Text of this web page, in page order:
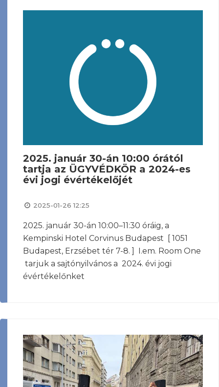
2025. január 30-án 10:00 órától
tartja az ÜGYVÉDKÖR a 2024-es
évi jogi évértékelőjét
2025-01-26 12:25
2025. január 30-án 10:00–11:30 óráig, a
Kempinski Hotel Corvinus Budapest [ 1051
Budapest, Erzsébet tér 7-8. ] I.em. Room One
tarjuk a sajtónyilvános a 2024. évi jogi
évértékelőnket